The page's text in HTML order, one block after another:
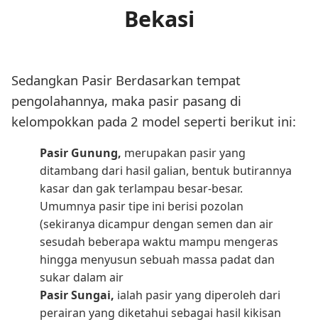
Bekasi
Sedangkan Pasir Berdasarkan tempat
pengolahannya, maka pasir pasang di
kelompokkan pada 2 model seperti berikut ini:
Pasir Gunung, merupakan pasir yang
ditambang dari hasil galian, bentuk butirannya
kasar dan gak terlampau besar-besar.
Umumnya pasir tipe ini berisi pozolan
(sekiranya dicampur dengan semen dan air
sesudah beberapa waktu mampu mengeras
hingga menyusun sebuah massa padat dan
sukar dalam air
Pasir Sungai, ialah pasir yang diperoleh dari
perairan yang diketahui sebagai hasil kikisan